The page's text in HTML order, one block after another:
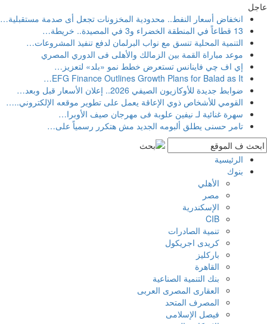
عاجل
انخفاض أسعار النفط.. محدودية المخزونات تجعل أى صدمة مستقبلية…
13 قطاعاً في المنطقة الخضراء و3 في المصيدة.. خريطة
…
التنمية المحلية تنسق مع نواب البرلمان لدفع تنفيذ المشروعات…
موعد مباراة القمة بين الزمالك والأهلى فى الدوري المصري
إي اف چي فاينانس تستعرض خطط نمو «بلد» لتعزيز …
EFG Finance Outlines Growth Plans for Balad as It
…
ضوابط جديدة للأوكازيون الصيفي 2026.. إعلان الأسعار قبل وبعد
…
القومي للأشخاص ذوي الإعاقة يعمل على تطوير موقعه الإلكتروني..…
سهرة غنائية لـ نيفين علوبة فى مهرجان صيف الأوبرا…
تامر حسنى يطلق ألبومه الجديد مش هتكرر رسمياً على…
الرئيسية
بنوك
الأهلي
مصر
الإسكندرية
CIB
تنمية الصادرات
كريدى اجريكول
باركليز
القاهرة
بنك التنمية الصناعية
العقارى المصرى العربى
المصرف المتحد
فيصل الإسلامى